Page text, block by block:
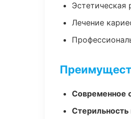
Эстетическая
Лечение
Современное
Стерильность